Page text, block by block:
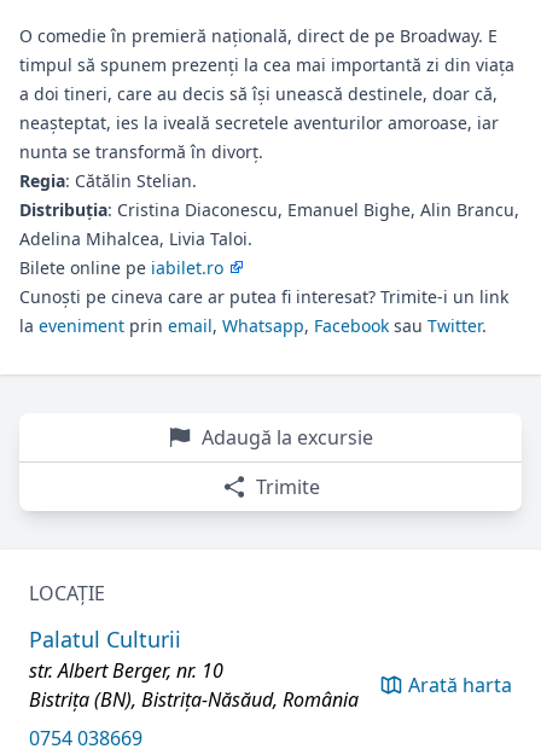
O comedie în premieră națională, direct de pe Broadway. E
timpul să spunem prezenți la cea mai importantă zi din viața
a doi tineri, care au decis să își unească destinele, doar că,
neașteptat, ies la iveală secretele aventurilor amoroase, iar
nunta se transformă în divorț.
Regia: Cătălin Stelian.
Distribuția: Cristina Diaconescu, Emanuel Bighe, Alin Brancu,
Adelina Mihalcea, Livia Taloi.
Bilete online pe iabilet.ro
Cunoști pe cineva care ar putea fi interesat? Trimite-i un link
la eveniment prin email, Whatsapp, Facebook sau Twitter.
Adaugă la excursie
Trimite
LOCAȚIE
Palatul Culturii
str. Albert Berger, nr. 10
Bistrița (BN), Bistrița-Năsăud, România
Arată harta
0754 038669